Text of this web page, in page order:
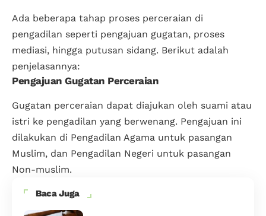
Ada beberapa tahap proses perceraian di
pengadilan seperti pengajuan gugatan, proses
mediasi, hingga putusan sidang. Berikut adalah
penjelasannya:
Pengajuan Gugatan Perceraian
Gugatan perceraian dapat diajukan oleh suami atau
istri ke pengadilan yang berwenang. Pengajuan ini
dilakukan di Pengadilan Agama untuk pasangan
Muslim, dan Pengadilan Negeri untuk pasangan
Non-muslim.
Baca Juga